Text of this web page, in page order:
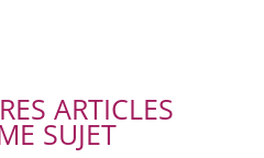
ARTICLES
SUJET